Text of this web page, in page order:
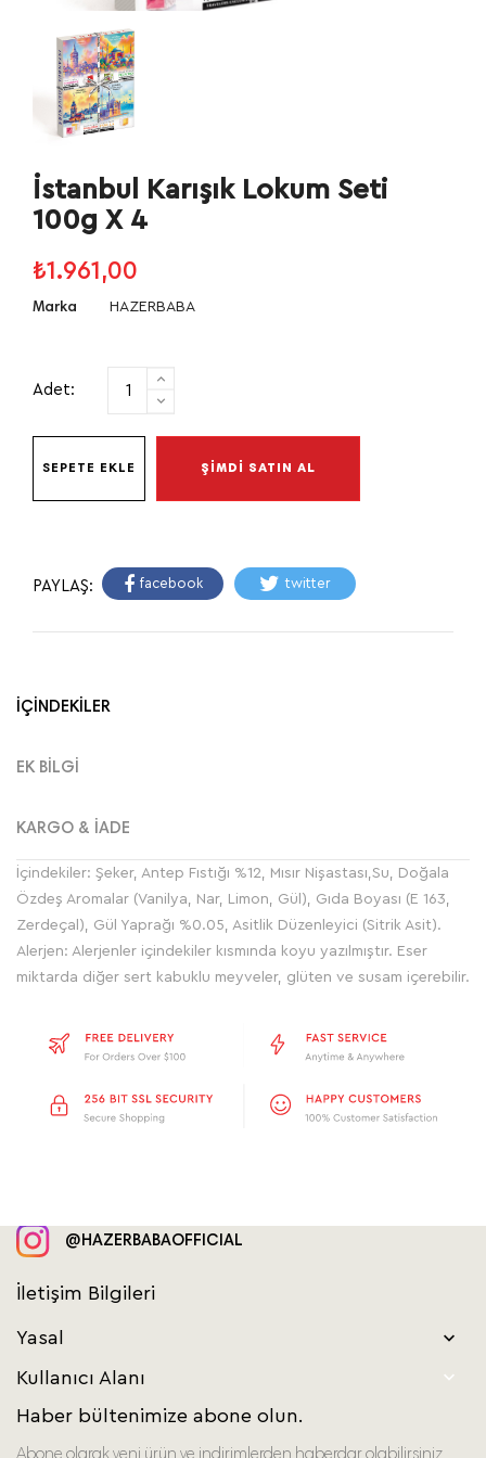
İstanbul Karışık Lokum Seti
100g X 4
₺1.961,00
Marka HAZERBABA
Adet:
SEPETE EKLE ŞİMDİ SATIN AL
PAYLAŞ: facebook twitter
İÇİNDEKİLER
EK BİLGİ
KARGO & İADE
İçindekiler: Şeker, Antep Fıstığı %12, Mısır Nişastası,Su, Doğala
Özdeş Aromalar (Vanilya, Nar, Limon, Gül), Gıda Boyası (E 163,
Zerdeçal), Gül Yaprağı %0.05, Asitlik Düzenleyici (Sitrik Asit).
Alerjen: Alerjenler içindekiler kısmında koyu yazılmıştır. Eser
miktarda diğer sert kabuklu meyveler, glüten ve susam içerebilir.
İletişim Bilgileri
@HAZERBABAOFFICIAL
Yasal 
Kullanıcı Alanı 
Haber bültenimize abone olun.